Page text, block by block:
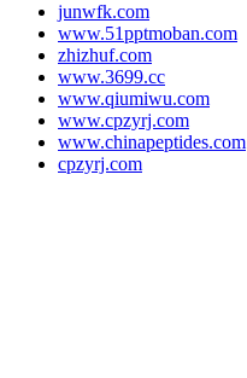
junwfk.com
www.51pptmoban.com
zhizhuf.com
www.3699.cc
www.qiumiwu.com
www.cpzyrj.com
www.chinapeptides.com
cpzyrj.com